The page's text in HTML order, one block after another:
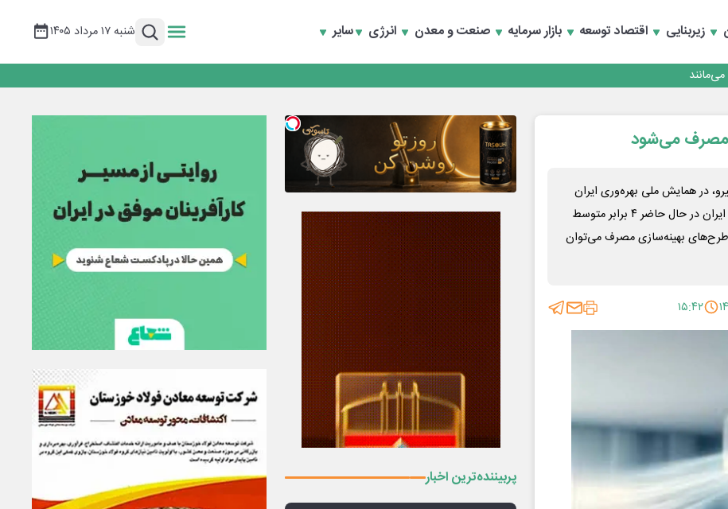
زیربنایی اقتصاد توسعه بازار سرمایه صنعت و معدن انرژی سایر شنبه ۱۷ مرداد ۱۴۰۵
در همایش ملی بهره‌وری ایران
۱۴۰۵ با اشاره به مصرف بالای انرژی در کشور، گفت: شدت انرژی ایران در حال حاضر ۴ برابر متوسط
و با اجرای طرح‌های بهینه‌سازی مصرف می‌توان
۱۵:۴۲
پربیننده‌ترین اخبار